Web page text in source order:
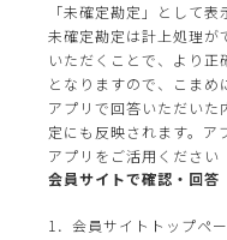
「未確定勘定」として表
未確定勘定は計上処理が
いただくことで、より
となりますので、こまめ
アプリで回答いただい
定にも反映されます。ア
アプリをご活用ください
会員サイトで確認・回答
1．会員サイトトップペ